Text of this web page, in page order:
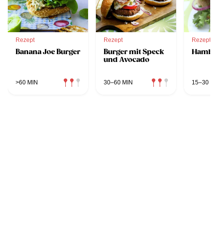
Rezept
Banana Joe Burger
>60 MIN
Rezept
Burger mit Speck
und Avocado
30–60 MIN
Rezept
15–30